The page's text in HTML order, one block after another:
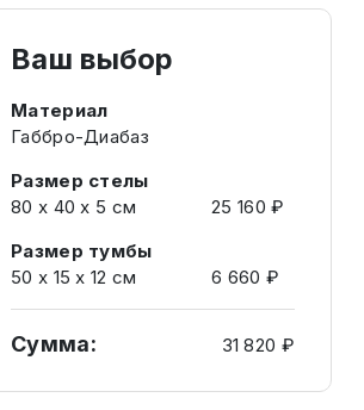
Ваш выбор
Материал
Габбро-Диабаз
Размер стелы
80 х 40 х 5 см
25 160 ₽
Размер тумбы
50 х 15 х 12 см
6 660 ₽
Сумма: 31 820 ₽